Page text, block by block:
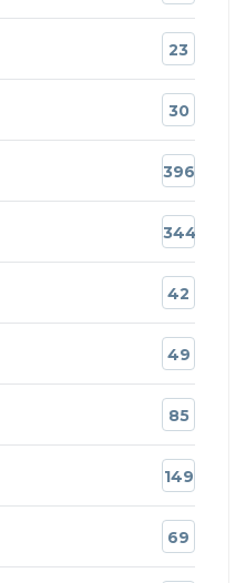
23
30
396
344
42
49
85
149
69